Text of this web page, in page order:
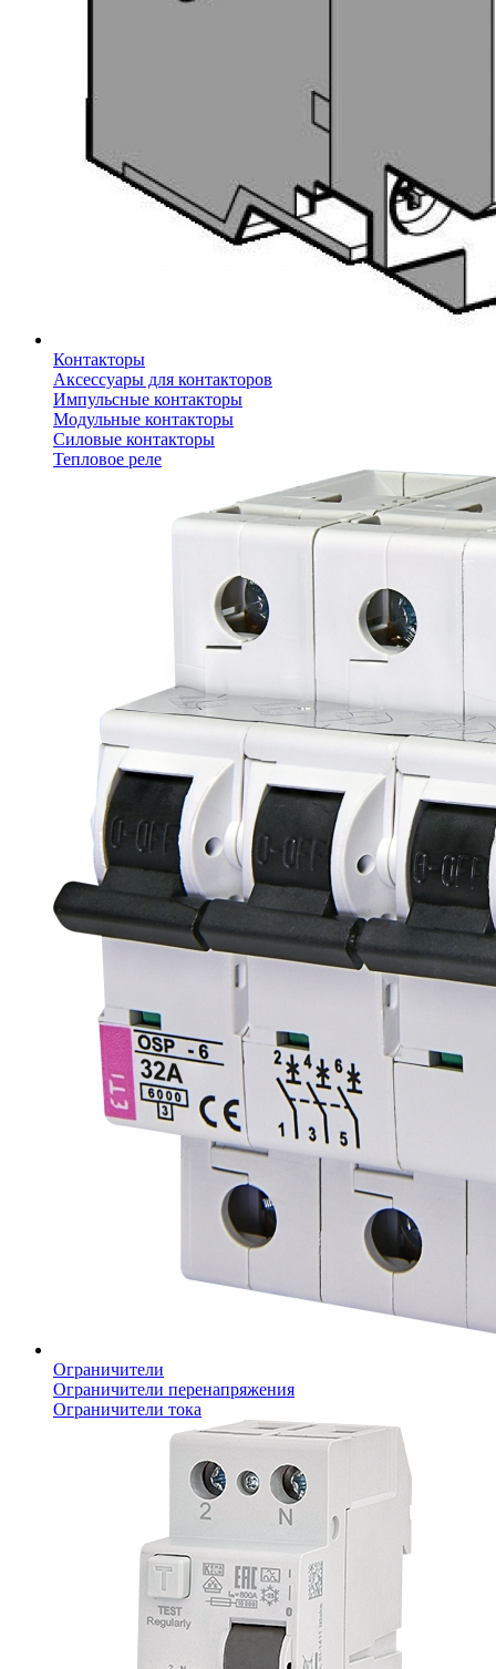
Контакторы
Аксессуары для контакторов
Импульсные контакторы
Модульные контакторы
Силовые контакторы
Тепловое реле
Ограничители
Ограничители перенапряжения
Ограничители тока